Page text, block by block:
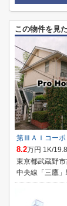
この物件を見
第ⅢＡＩコーポ
8.2万円 1K/
東京都武蔵野
中央線「三鷹